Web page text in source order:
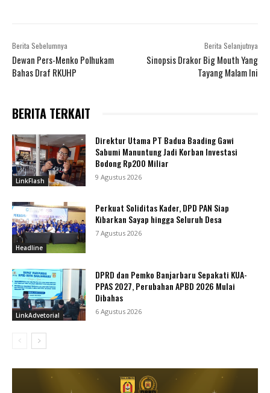
Berita Sebelumnya
Dewan Pers-Menko Polhukam
Bahas Draf RKUHP
Berita Selanjutnya
Sinopsis Drakor Big Mouth Yang
Tayang Malam Ini
BERITA TERKAIT
LinkFlash
Direktur Utama PT Badua Baading Gawi
Sabumi Manuntung Jadi Korban Investasi
Bodong Rp200 Miliar
9 Agustus 2026
Headline
Perkuat Soliditas Kader, DPD PAN Siap
Kibarkan Sayap hingga Seluruh Desa
7 Agustus 2026
LinkAdvetorial
DPRD dan Pemko Banjarbaru Sepakati KUA-
PPAS 2027, Perubahan APBD 2026 Mulai
Dibahas
6 Agustus 2026